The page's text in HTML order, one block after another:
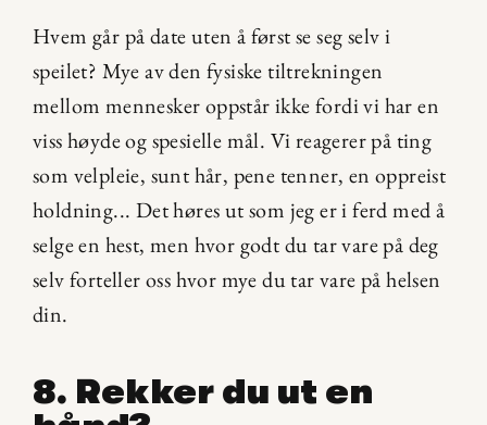
Hvem går på date uten å først se seg selv i
speilet? Mye av den fysiske tiltrekningen
mellom mennesker oppstår ikke fordi vi har en
viss høyde og spesielle mål. Vi reagerer på ting
som velpleie, sunt hår, pene tenner, en oppreist
holdning... Det høres ut som jeg er i ferd med å
selge en hest, men hvor godt du tar vare på deg
selv forteller oss hvor mye du tar vare på helsen
din.
8. Rekker du ut en